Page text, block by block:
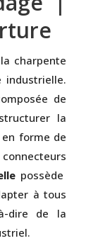
charpente
de
la
en forme de
possède
à tous
dire de la